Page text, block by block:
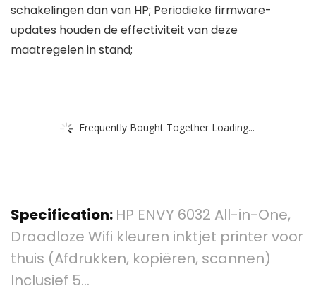
schakelingen dan van HP; Periodieke firmware-
updates houden de effectiviteit van deze
maatregelen in stand;
Frequently Bought Together Loading...
Specification: HP ENVY 6032 All-in-One,
Draadloze Wifi kleuren inktjet printer voor
thuis (Afdrukken, kopiëren, scannen)
Inclusief 5…